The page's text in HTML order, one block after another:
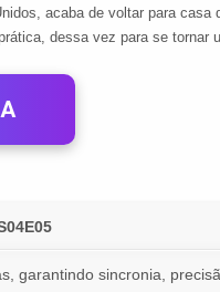
acaba de voltar para
dessa vez para se tornar
garantindo sincronia,